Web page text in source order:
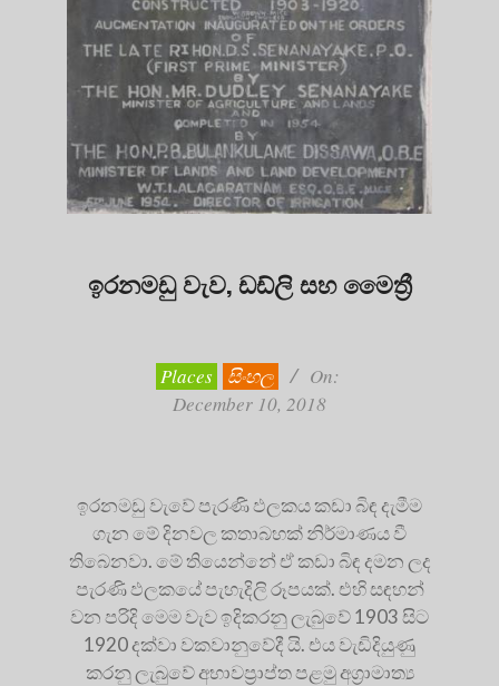
ඉරනමඩු වැව, ඩඩ්ලි සහ මෛත්‍රී
Places සිංහල
On:
December 10, 2018
ඉරනමඩු වැවේ පැරණි ඵලකය කඩා බිඳ දැමීම
ගැන මේ දිනවල කතාබහක් නිර්මාණය වී
තිබෙනවා. මේ තියෙන්නේ ඒ කඩා බිඳ දමන ලද
පැරණි ඵලකයේ පැහැදිලි රූපයක්. එහි සඳහන්
වන පරිදි මෙම වැව ඉදිකරනු ලැබුවේ 1903 සිට
1920 දක්වා වකවානුවේදී යි. එය වැඩිදියුණු
කරනු ලැබුවේ අභාවප්‍රාප්ත පළමු අග්‍රාමාත්‍ය